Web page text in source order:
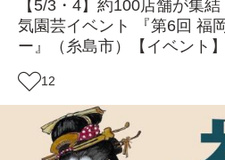
【5/3・4】約100店舗が集
気園芸イベント 『第6回 福
ー』（糸島市）【イベント】
12